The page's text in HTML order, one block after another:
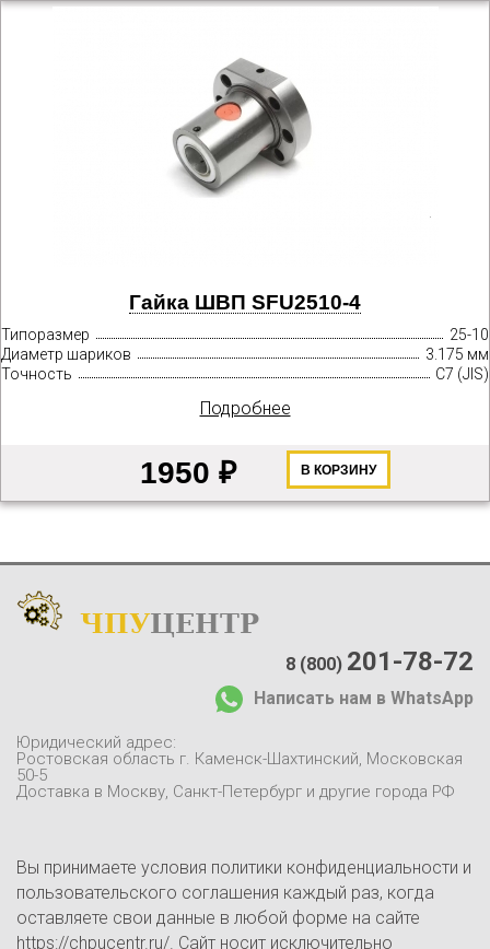
Гайка ШВП SFU2510-4
Типоразмер
25-10
Диаметр шариков
3.175 мм
Точность
C7 (JIS)
Подробнее
1950 ₽ В КОРЗИНУ
ЧПУЦЕНТР
Доставка и оплата
Контакты
8 (800) 201-78-72
Написать нам в WhatsApp
Юридический адрес:
Ростовская область г. Каменск-Шахтинский, Московская
50-5
Доставка в Москву, Санкт-Петербург и другие города РФ
Вы принимаете условия политики конфиденциальности и
пользовательского соглашения каждый раз, когда
оставляете свои данные в любой форме на сайте
https://chpucentr.ru/. Сайт носит исключительно